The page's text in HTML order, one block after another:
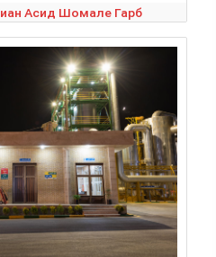
Асид Шомале Гарб